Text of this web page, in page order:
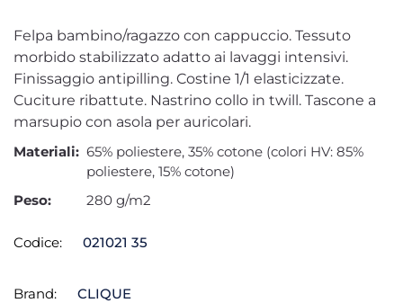
Felpa bambino/ragazzo con cappuccio. Tessuto
morbido stabilizzato adatto ai lavaggi intensivi.
Finissaggio antipilling. Costine 1/1 elasticizzate.
Cuciture ribattute. Nastrino collo in twill. Tascone a
marsupio con asola per auricolari.
Materiali: 65% poliestere, 35% cotone (colori HV: 85%
poliestere, 15% cotone)
Peso:
280 g/m2
Codice: 021021 35
Brand: CLIQUE